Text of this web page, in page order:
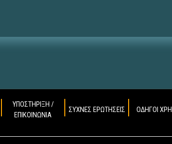
ΥΠΟΣΤΗΡΙΞΗ /
ΕΠΙΚΟΙΝΩΝΙΑ
ΣΥΧΝΕΣ ΕΡΩΤΗΣΕΙΣ ΟΔΗΓΟΙ